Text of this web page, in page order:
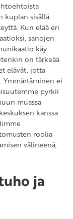
kuplan sisällä
Kun elää eri
sanojen
käy
on tärkeää
elävät, jotta
Ymmärtäminen ei
pyrkii
muassa
kanssa
roolia
välineenä,
ja